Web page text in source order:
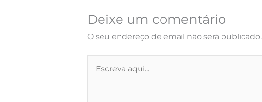
Deixe um comentário
O seu endereço de email não será publicado.